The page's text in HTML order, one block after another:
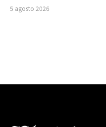
5 agosto 2026